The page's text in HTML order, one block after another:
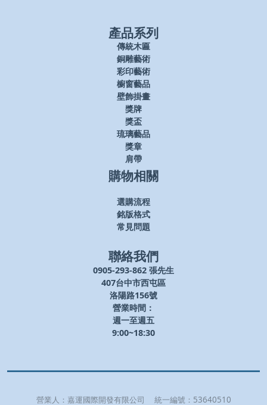
產品系列
傳統木匾
銅雕藝術
彩印藝術
櫥窗藝品
壁飾掛畫
獎牌
獎盃
琉璃藝品
獎章
肩帶
購物相關
選購流程
銘版格式
常見問題
聯絡我們
0905-293-862 張先生
407台中市西屯區
洛陽路156號
營業時間：
週一至週五
9:00~18:30
營業人： 嘉運國際開發有限公司 統一編號： 53640510